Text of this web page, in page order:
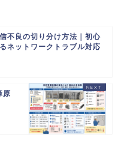
信不良の切り分け方法｜初心
ネットワークトラブル対応
原